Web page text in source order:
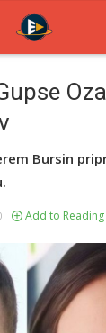
Bursin
Add to Reading